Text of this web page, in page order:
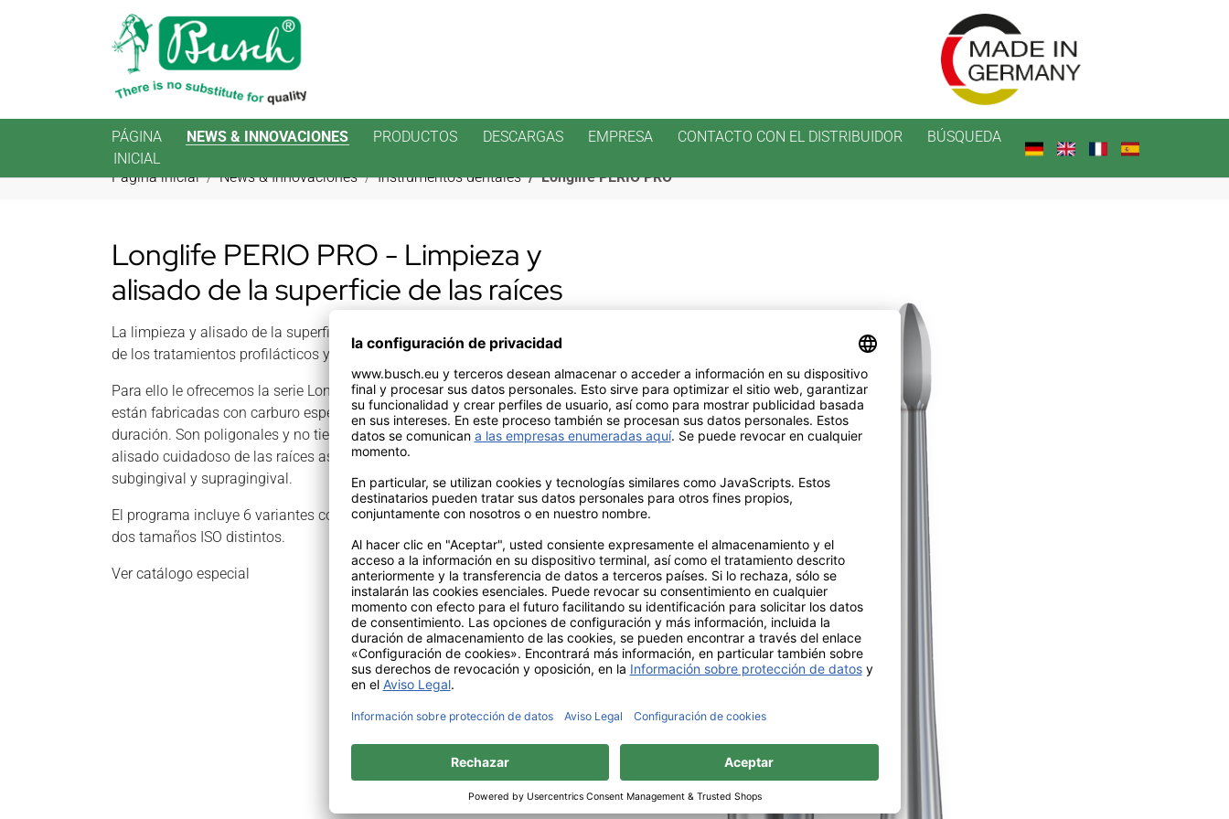
Saltar al contenido principal
PÁGINA
INICIAL
NEWS & INNOVACIONES PRODUCTOS DESCARGAS EMPRESA CONTACTO CON EL DISTRIBUIDOR
BÚSQUEDA
Estás aquí:
Página inicial News & Innovaciones Instrumentos dentales Longlife PERIO PRO
Longlife PERIO PRO - Limpieza y
alisado de la superficie de las raíces
La limpieza y alisado de la superficie de la raíces son el principal objetivo
de los tratamientos profilácticos y periodontales.
Para ello le ofrecemos la serie LongLife PERIO-PRO. Las partes de fresado
están fabricadas con carburo especial de grano finísimo y de larga
duración. Son poligonales y no tienen filo, para garantizar un tratamiento y
alisado cuidadoso de las raíces así como para la eliminación del cálculo
subgingival y supragingival.
El programa incluye 6 variantes con 2 longitudes de la parte de fresado y
dos tamaños ISO distintos.
Ver catálogo especial